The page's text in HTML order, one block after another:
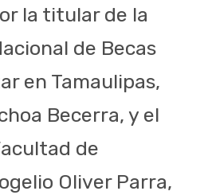
la titular de la
de Becas
en Tamaulipas,
Becerra, y el
de
Oliver Parra,